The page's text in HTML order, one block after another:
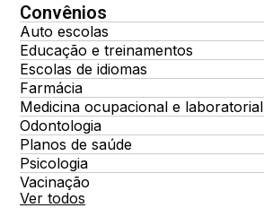
Convênios
Auto escolas
Educação e treinamentos
Escolas de idiomas
Farmácia
Medicina ocupacional e laboratorial
Odontologia
Planos de saúde
Psicologia
Vacinação
Ver todos